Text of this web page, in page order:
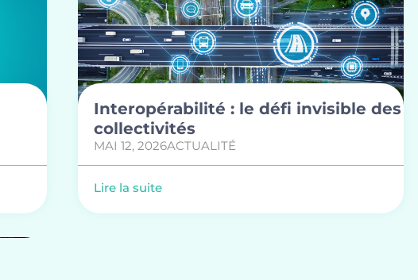
Interopérabilité : le défi invisible des
collectivités
MAI 12, 2026ACTUALITÉ
Lire la suite